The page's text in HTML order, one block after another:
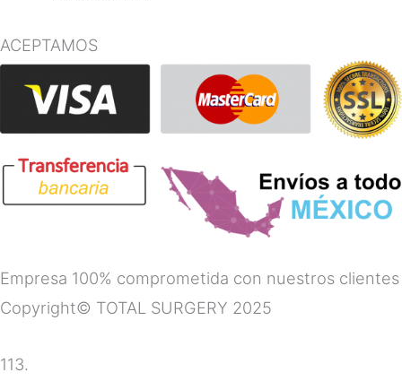
ACEPTAMOS
Empresa 100% comprometida con nuestros clientes
Copyright© TOTAL SURGERY 2025
113.